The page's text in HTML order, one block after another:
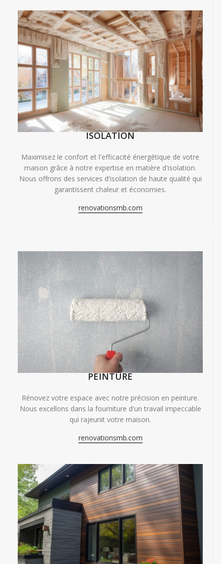
ISOLATION
Maximisez le confort et l'efficacité énergétique de votre
maison grâce à notre expertise en matière d'isolation.
Nous offrons des services d'isolation de haute qualité qui
garantissent chaleur et économies.
renovationsmb.com
PEINTURE
Rénovez votre espace avec notre précision en peinture.
Nous excellons dans la fourniture d'un travail impeccable
qui rajeunit votre maison.
renovationsmb.com